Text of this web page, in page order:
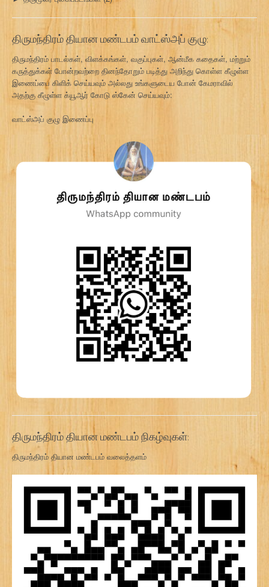
திருமந்திரம் தியான மண்டபம் வாட்ஸ்அப் குழு:
திருமந்திரம் பாடல்கள், விளக்கங்கள், வகுப்புகள், ஆன்மீக கதைகள், மற்றும்
கருத்துக்கள் போன்றவற்றை தினந்தோறும் படித்து அறிந்து கொள்ள கீழுள்ள
இணைப்பை கிளிக் செய்யவும் அல்லது உங்களுடைய போன் கேமராவில்
அதற்கு கீழுள்ள க்யூஆர் கோடு ஸ்கேன் செய்யவும்:
வாட்ஸ்அப் குழு இணைப்பு
திருமந்திரம் தியான மண்டபம் நிகழ்வுகள்:
திருமந்திரம் தியான மண்டபம் வலைத்தளம்